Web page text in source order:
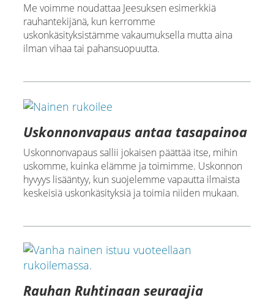
Me voimme noudattaa Jeesuksen esimerkkiä
rauhantekijänä, kun kerromme
uskonkäsityksistämme vakaumuksella mutta aina
ilman vihaa tai pahansuopuutta.
Uskonnonvapaus antaa tasapainoa
Uskonnonvapaus sallii jokaisen päättää itse, mihin
uskomme, kuinka elämme ja toimimme. Uskonnon
hyvyys lisääntyy, kun suojelemme vapautta ilmaista
keskeisiä uskonkäsityksiä ja toimia niiden mukaan.
Rauhan Ruhtinaan seuraajia